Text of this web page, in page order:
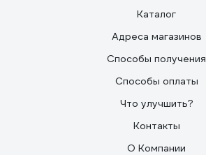
Каталог
Адреса магазинов
Способы получения
Способы оплаты
Что улучшить?
Контакты
О Компании